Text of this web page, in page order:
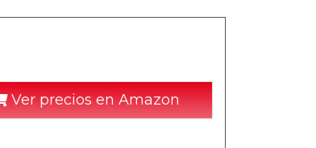
Ver precios en Amazon